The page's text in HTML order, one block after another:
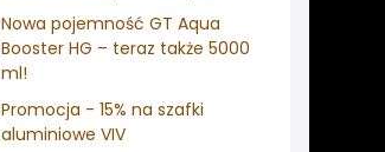
Nowa pojemność GT Aqua
Booster HG – teraz także 5000
ml!
Promocja - 15% na szafki
aluminiowe VIV